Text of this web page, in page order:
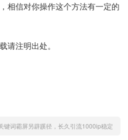
相信对你操作这个方法有一定的
请注明出处。
键词霸屏另辟蹊径，长久引流1000ip稳定